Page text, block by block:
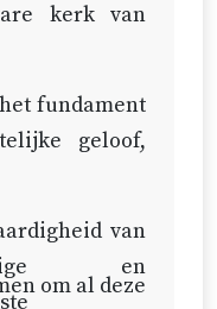
kerk van
fundament
geloof,
van
en
om al deze